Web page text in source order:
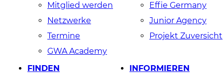
Mitglied werden
Netzwerke
Termine
GWA Academy
Effie Germany
Junior Agency
Projekt Zuversicht
FINDEN
INFORMIEREN